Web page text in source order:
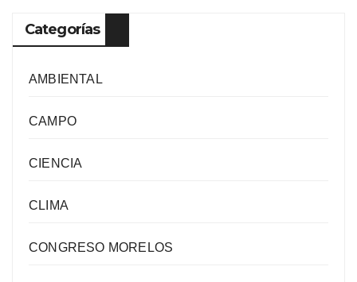
Categorías
AMBIENTAL
CAMPO
CIENCIA
CLIMA
CONGRESO MORELOS